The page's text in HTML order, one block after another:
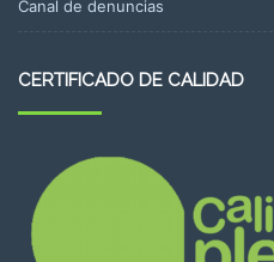
Canal de denuncias
CERTIFICADO DE CALIDAD